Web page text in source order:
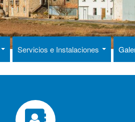
Servicios e Instalaciones